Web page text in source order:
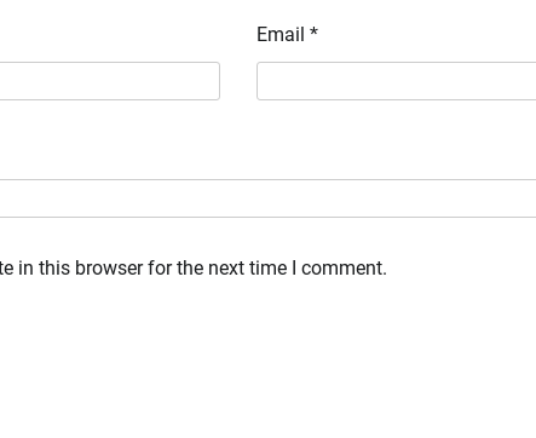
Email *
in this browser for the next time I comment.